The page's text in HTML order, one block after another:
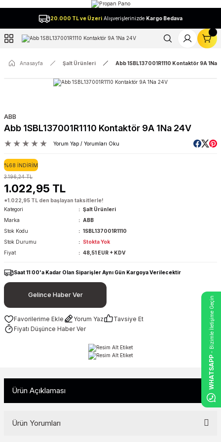
20.000 TL ve Üzeri Alışverişlerinizde Kargo Bedava
Anasayfa Şalt Ürünleri Abb 1SBL137001R1110 Kontaktör 9A 1Na
ABB
Abb 1SBL137001R1110 Kontaktör 9A 1Na 24V
Yorum Yap / Yorumları Oku
%68 İNDİRİM
3.196,24 TL
1.022,95 TL
*1.022,95 TL den başlayan taksitlerle!
Kategori
Şalt Ürünleri
Marka
ABB
Stok Kodu
1SBL137001R1110
Stok Durumu
Stokta Yok
Fiyat
48,51 EUR + KDV
Saat 11:00'a Kadar Olan Siparişler Aynı Gün Kargoya Verilecektir
Gelince Haber Ver
Yorum Yaz
Tavsiye Et
Fiyatı Düşünce Haber Ver
Ürün Açıklaması
Ürün Yorumları
WHATSAPP
- Bizimle İletişime Geçin